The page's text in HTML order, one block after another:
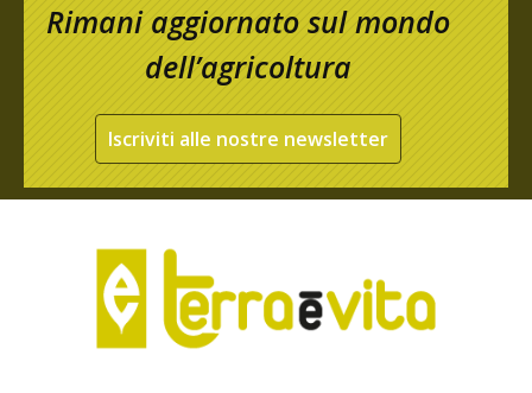
Rimani aggiornato sul mondo
dell’agricoltura
Iscriviti alle nostre newsletter